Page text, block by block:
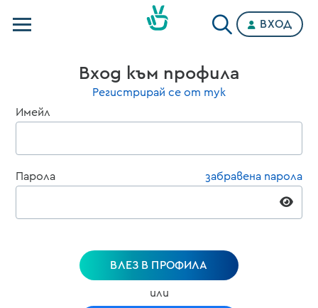
Категории
ВХОД
Вход към профила
Регистрирай се от тук
Имейл
Парола забравена парола
ВЛЕЗ В ПРОФИЛА
или